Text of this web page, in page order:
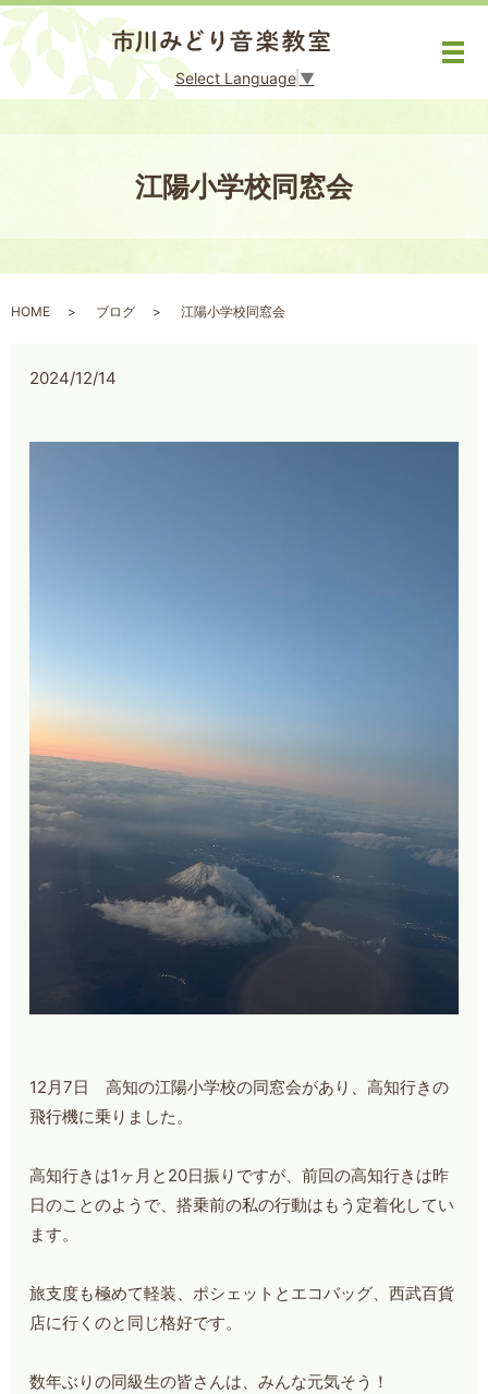
Select Language ▼
メ
江陽小学校同窓会
HOME ブログ 江陽小学校同窓会
2024/12/14
12月7日 高知の江陽小学校の同窓会があり、高知行きの
飛行機に乗りました。
高知行きは1ヶ月と20日振りですが、前回の高知行きは昨
日のことのようで、搭乗前の私の行動はもう定着化してい
ます。
旅支度も極めて軽装、ポシェットとエコバッグ、西武百貨
店に行くのと同じ格好です。
数年ぶりの同級生の皆さんは、みんな元気そう！